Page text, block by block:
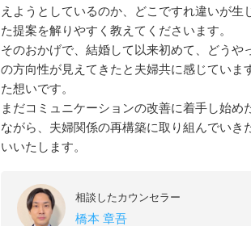
えようとしているのか、どこですれ違いが
た提案を解りやすく教えてくださいます。
そのおかげで、結婚して以来初めて、どう
の方向性が見えてきたと夫婦共に感じてい
た想いです。
まだコミュニケーションの改善に着手し始
ながら、夫婦関係の再構築に取り組んでい
いいたします。
相談したカウンセラー
橋本 章吾